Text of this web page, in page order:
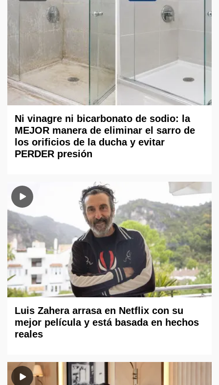
Ni vinagre ni bicarbonato de sodio: la
MEJOR manera de eliminar el sarro de
los orificios de la ducha y evitar
PERDER presión
Luis Zahera arrasa en Netflix con su
mejor película y está basada en hechos
reales